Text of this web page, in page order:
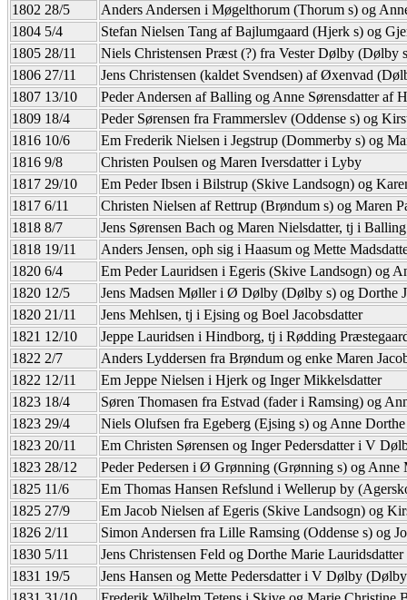
1802 28/5
Anders Andersen i Møgelthorum (Thorum s) og
1804 5/4
Stefan Nielsen Tang af Bajlumgaard (Hjerk s) og
1805 28/11
Niels Christensen Præst (?) fra Vester Dølby (Dølby
1806 27/11
Jens Christensen (kaldet Svendsen) af Øxenvad
1807 13/10
Peder Andersen af Balling og Anne Sørensdatter af
1809 18/4
Peder Sørensen fra Frammerslev (Oddense s) og
1816 10/6
Em Frederik Nielsen i Jegstrup (Dommerby s) og
1816 9/8
Christen Poulsen og Maren Iversdatter i Lyby
1817 29/10
Em Peder Ibsen i Bilstrup (Skive Landsogn) og
1817 6/11
Christen Nielsen af Rettrup (Brøndum s) og Maren
1818 8/7
Jens Sørensen Bach og Maren Nielsdatter, tj i
1818 19/11
Anders Jensen, oph sig i Haasum og Mette
1820 6/4
Em Peder Lauridsen i Egeris (Skive Landsogn) og
1820 12/5
Jens Madsen Møller i Ø Dølby (Dølby s) og Dorthe
1820 21/11
Jens Mehlsen, tj i Ejsing og Boel Jacobsdatter
1821 12/10
Jeppe Lauridsen i Hindborg, tj i Rødding
1822 2/7
Anders Lyddersen fra Brøndum og enke Maren
1822 12/11
Em Jeppe Nielsen i Hjerk og Inger Mikkelsdatter
1823 18/4
Søren Thomasen fra Estvad (fader i Ramsing) og
1823 29/4
Niels Olufsen fra Egeberg (Ejsing s) og Anne Dorthe
1823 20/11
Em Christen Sørensen og Inger Pedersdatter i V
1823 28/12
Peder Pedersen i Ø Grønning (Grønning s) og Anne
1825 11/6
Em Thomas Hansen Refslund i Wellerup by
1825 27/9
Em Jacob Nielsen af Egeris (Skive Landsogn) og
1826 2/11
Simon Andersen fra Lille Ramsing (Oddense s) og
1830 5/11
Jens Christensen Feld og Dorthe Marie
1831 19/5
Jens Hansen og Mette Pedersdatter i V Dølby